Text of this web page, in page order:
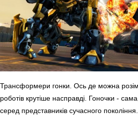
Трансформери гонки. Ось де можна
роботів крутіше насправді. Гоночки -
серед представників сучасного